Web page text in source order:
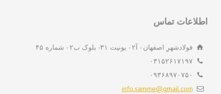
تماس
فولادشهرِ اصفهان - آ۲ - یونیت ۳۱- بلوک ب۲ - شماره ۴۵
۰۳۱۵۲۶۱۷۱۹۷
۰۹۳۶۸۹۷۰۷۵۰
info.samme@gmail.com